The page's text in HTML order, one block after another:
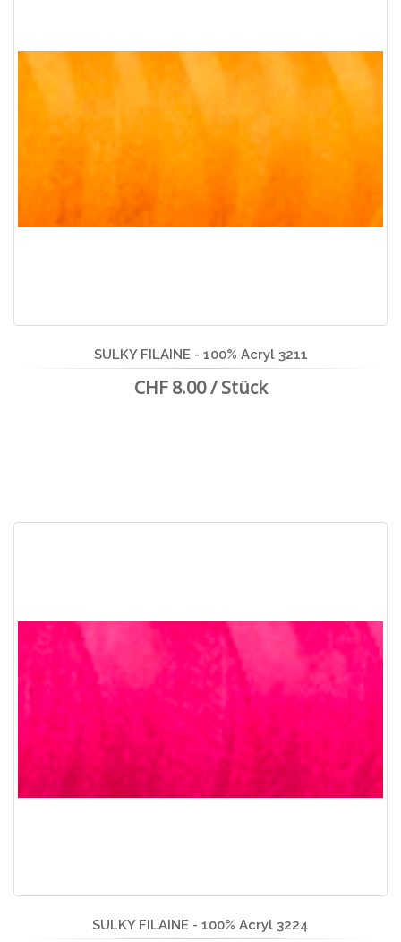
SULKY FILAINE - 100% Acryl 3211
CHF 8.00 / Stück
SULKY FILAINE - 100% Acryl 3224